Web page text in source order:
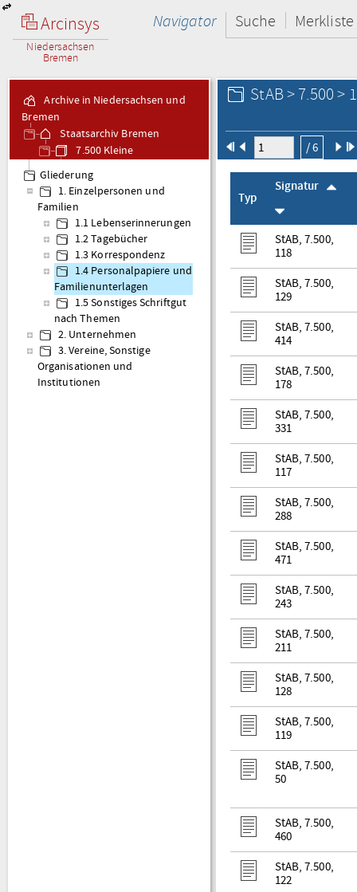
Arcinsys
Niedersachsen
Bremen
Navigator Suche Merkliste
Archive in Niedersachsen und
Bremen
Staatsarchiv Bremen
7.500 Kleine
Erwerbungen
Gliederung
1. Einzelpersonen und
Familien
1.1 Lebenserinnerungen
1.2 Tagebücher
1.3 Korrespondenz
1.4 Personalpapiere und
Familienunterlagen
1.5 Sonstiges Schriftgut
nach Themen
2. Unternehmen
3. Vereine, Sonstige
Organisationen und
Institutionen
StAB > 7.500
/ 6
Typ
Signatur
StAB, 7.500,
118
StAB, 7.500,
129
StAB, 7.500,
414
StAB, 7.500,
178
StAB, 7.500,
331
StAB, 7.500,
117
StAB, 7.500,
288
StAB, 7.500,
471
StAB, 7.500,
243
StAB, 7.500,
211
StAB, 7.500,
128
StAB, 7.500,
119
StAB, 7.500,
50
StAB, 7.500,
460
StAB, 7.500,
122